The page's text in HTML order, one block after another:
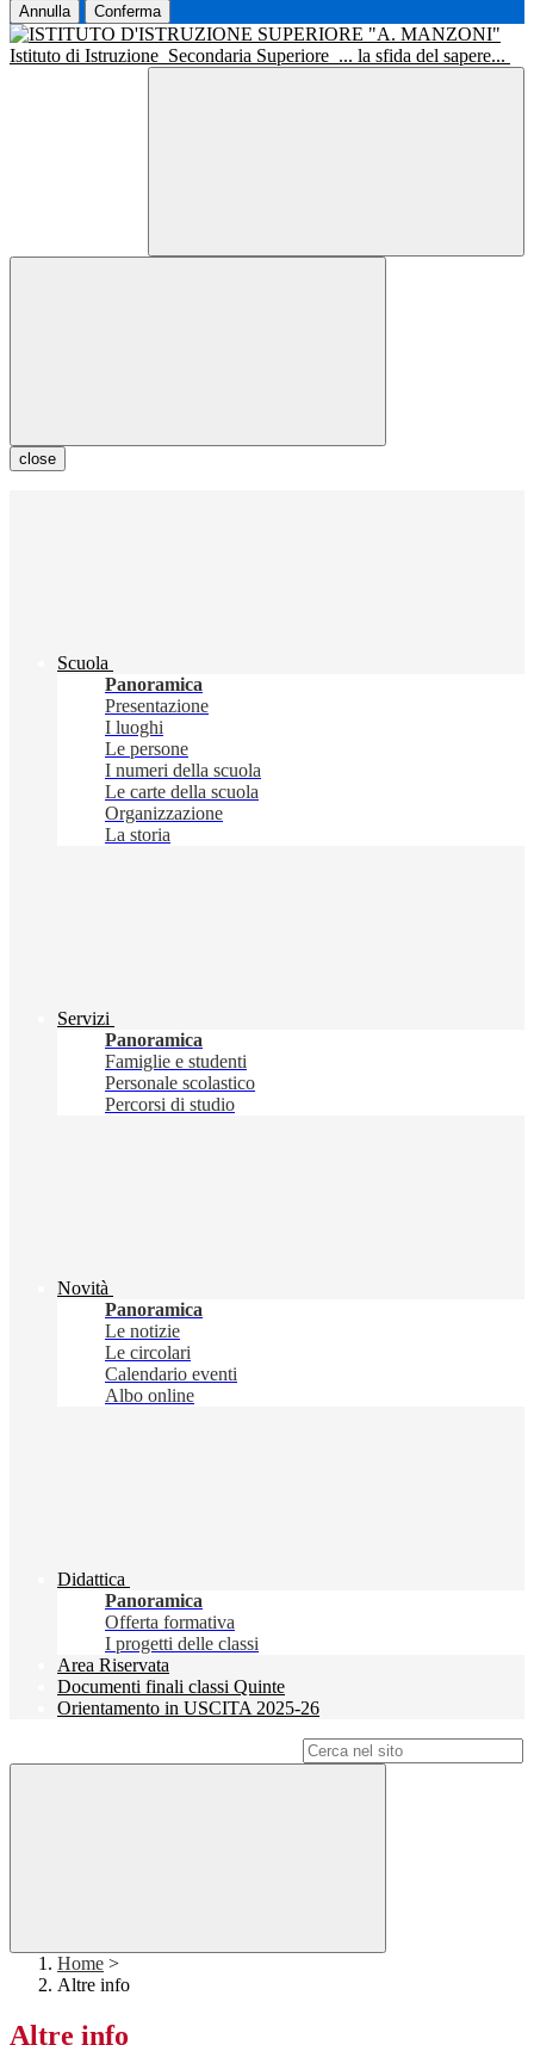
Annulla Conferma
Istituto di Istruzione Secondaria Superiore ... la sfida del sapere...
close
Scuola
Panoramica
Presentazione
I luoghi
Le persone
I numeri della scuola
Le carte della scuola
Organizzazione
La storia
Servizi
Panoramica
Famiglie e studenti
Personale scolastico
Percorsi di studio
Novità
Panoramica
Le notizie
Le circolari
Calendario eventi
Albo online
Didattica
Panoramica
Offerta formativa
I progetti delle classi
Area Riservata
Documenti finali classi Quinte
Orientamento in USCITA 2025-26
Home >
Altre info
Altre info